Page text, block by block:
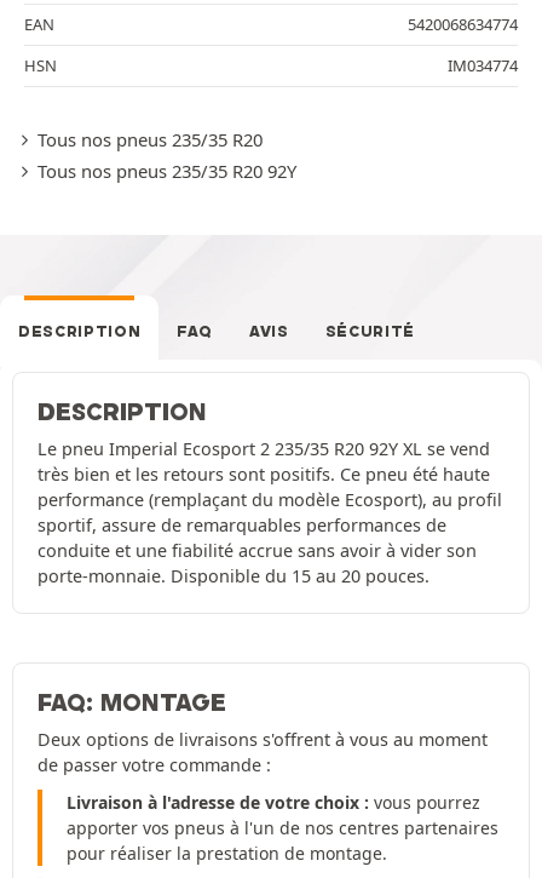
EAN
5420068634774
HSN
IM034774
Tous nos pneus 235/35 R20
Tous nos pneus 235/35 R20 92Y
DESCRIPTION FAQ AVIS SÉCURITÉ
DESCRIPTION
Le pneu Imperial Ecosport 2 235/35 R20 92Y XL se vend
très bien et les retours sont positifs. Ce pneu été haute
performance (remplaçant du modèle Ecosport), au profil
sportif, assure de remarquables performances de
conduite et une fiabilité accrue sans avoir à vider son
porte-monnaie. Disponible du 15 au 20 pouces.
FAQ: MONTAGE
Deux options de livraisons s'offrent à vous au moment
de passer votre commande :
Livraison à l'adresse de votre choix : vous pourrez
apporter vos pneus à l'un de nos centres partenaires
pour réaliser la prestation de montage.